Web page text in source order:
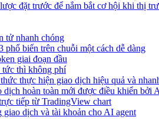
đặt trước để nắm bắt cơ hội khi thị
tử nhanh chóng
phổ biến trên chuỗi một cách dễ dàng
giai đoạn đầu
tức thì không phí
thực hiện giao dịch hiệu quả và
dịch hoàn toàn mới được điều khiển bởi
tiếp từ TradingView chart
giao dịch và tài khoản cho AI agent